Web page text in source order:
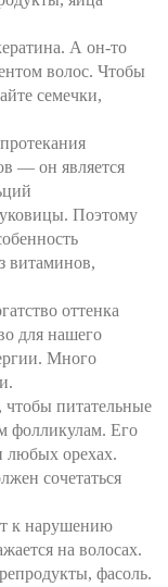
А он-то
волос. Чтобы
семечки,
— он является
Поэтому
витаминов,
оттенка
для нашего
Много
чтобы питательные
фолликулам. Его
любых орехах.
сочетаться
к нарушению
на волосах.
фасоль.